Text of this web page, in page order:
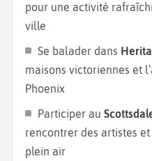
pour une activité
ville
Se balader dans
maisons victoriennes et
Phoenix
Participer au
rencontrer des artistes
plein air